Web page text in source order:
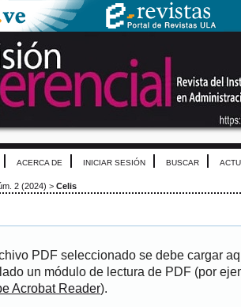
ACERCA DE INICIAR SESIÓN BUSCAR
2 (2024) > Celis
PDF seleccionado se debe cargar
un módulo de lectura de PDF (por
Acrobat Reader).